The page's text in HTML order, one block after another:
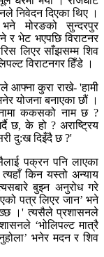
निवेदन दिएका थिए ।
मोरङको सुन्दरपुर
र भेट भएपछि विराटनर
लिएर साँझसम्म शिव
विराटनगर हिँडे ।
आफ्ना कुरा राखे- 'हामी
योजना बनाएका छौं ।
ककसको नाम छ ?
छ, के हो ? अराष्ट्रिय
दु:ख दिइँदै छ ?'
पक्रन पनि लाएका
किन यस्तो अन्याय
बुझ्न अनुरोध गरे
पत्र लिएर जान’ भने
।' त्यसैले प्रशासनले
‘भोलिपल्ट मात्रै
भनेर मदन र शिव